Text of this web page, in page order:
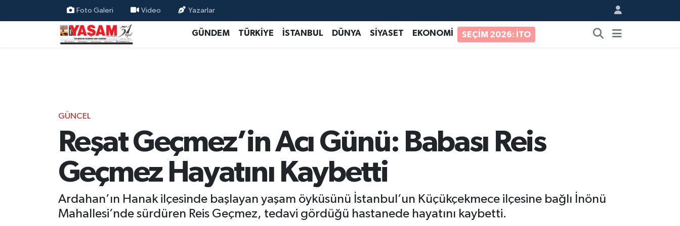
Foto Galeri Video Yazarlar
GÜNDEM TÜRKİYE İSTANBUL DÜNYA SİYASET EKONOMİ SEÇİM 2026: İTO
GÜNCEL
Reşat Geçmez’in Acı Günü: Babası Reis
Geçmez Hayatını Kaybetti
Ardahan’ın Hanak ilçesinde başlayan yaşam öyküsünü İstanbul’un Küçükçekmece ilçesine bağlı İnönü
Mahallesi’nde sürdüren Reis Geçmez, tedavi gördüğü hastanede hayatını kaybetti.